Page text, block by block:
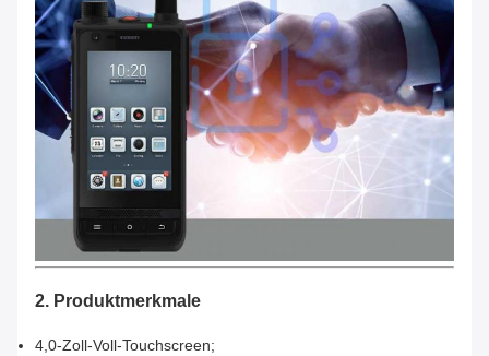
2. Produktmerkmale
4,0-Zoll-Voll-Touchscreen;